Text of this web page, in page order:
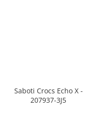
Saboti Crocs Echo X -
207937-3J5